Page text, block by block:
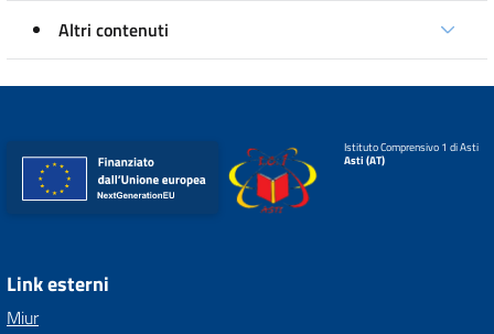
Altri contenuti
Istituto Comprensivo 1 di Asti
Asti (AT)
Link esterni
Miur